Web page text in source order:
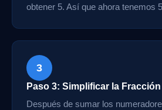
obtener 5. Así que ahora tenemos
3
Paso 3: Simplificar la
Después de sumar los